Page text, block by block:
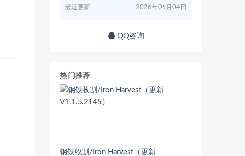
最近更新 2026年06月04日
QQ咨询
热门推荐
钢铁收割/Iron Harvest（更新